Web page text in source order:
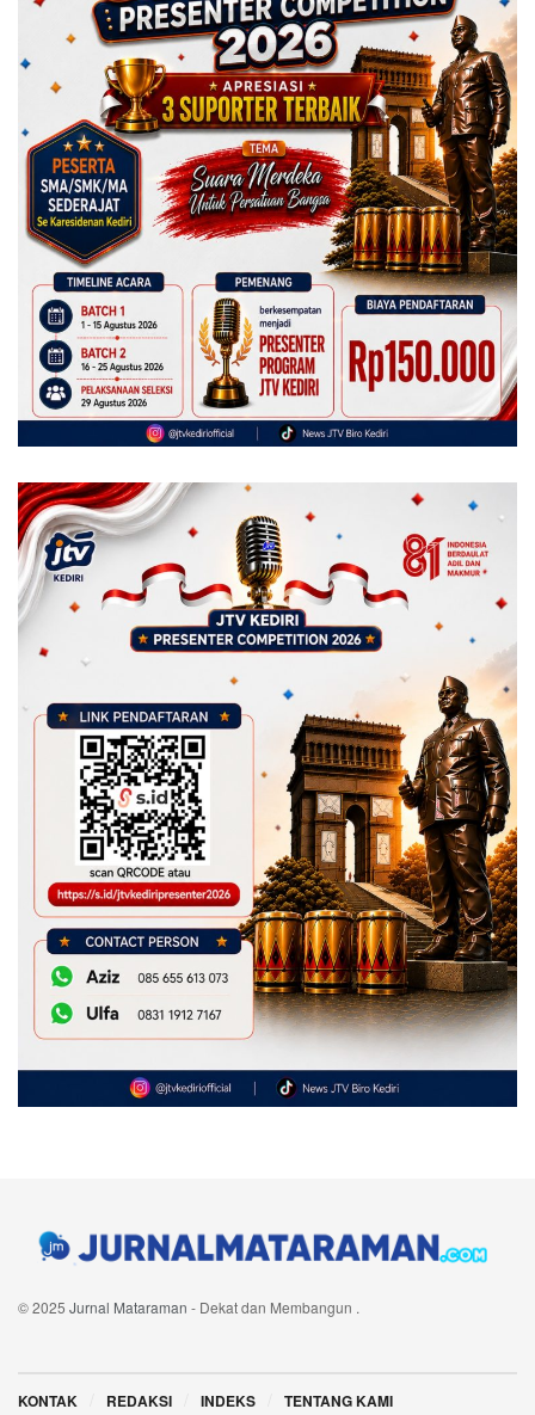
© 2025 Jurnal Mataraman - Dekat dan Membangun .
KONTAK REDAKSI INDEKS TENTANG KAMI